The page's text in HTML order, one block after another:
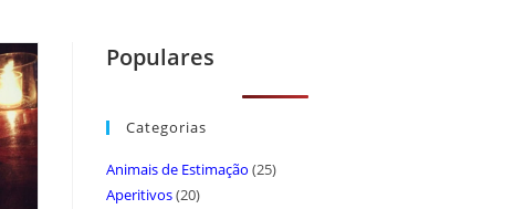
Populares
Categorias
Animais de Estimação (25)
Aperitivos(20)